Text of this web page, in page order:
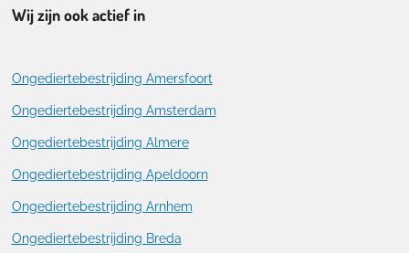
Wij zijn ook actief in
Ongediertebestrijding Amersfoort
Ongediertebestrijding Amsterdam
Ongediertebestrijding Almere
Ongediertebestrijding Apeldoorn
Ongediertebestrijding Arnhem
Ongediertebestrijding Breda